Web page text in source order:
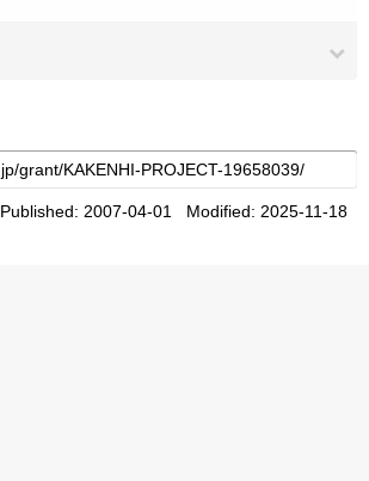
Published: 2007-04-01 Modified: 2025-11-18